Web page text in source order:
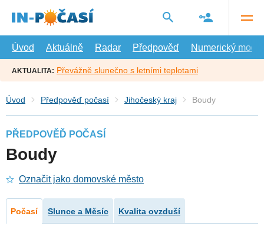
hlavní
Úvod
Aktuálně Radar Předpověď Numerický model
AKTUALITA: Převážně slunečno s letními teplotami
Úvod Předpověď počasí Jihočeský kraj Boudy
PŘEDPOVĚĎ POČASÍ
Boudy
Označit jako domovské město
Počasí Slunce a Měsíc Kvalita ovzduší